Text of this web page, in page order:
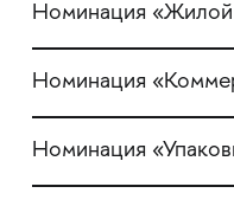
Номинация «Жилой
Номинация
Номинация